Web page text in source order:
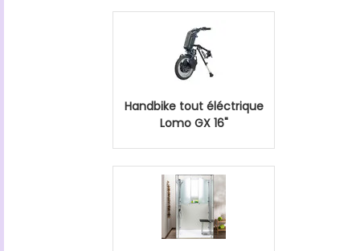
Handbike tout éléctrique
Lomo GX 16"